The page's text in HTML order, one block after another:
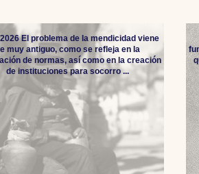
El problema de la mendicidad viene
muy antiguo, como se refleja en la
de normas, así como en la creación
de instituciones para socorro ...